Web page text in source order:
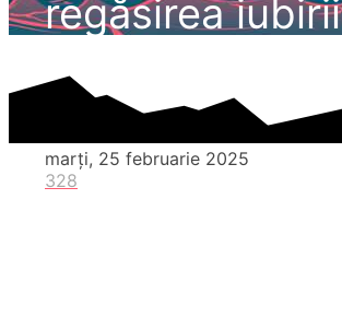
regăsirea iubirii
marți, 25 februarie 2025
328